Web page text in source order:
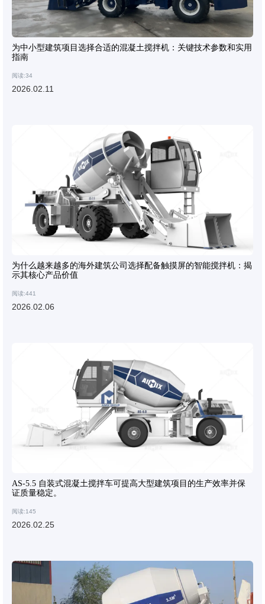
为中小型建筑项目选择合适的混凝土搅拌机：关键技术参数和实用
指南
阅读:34
2026.02.11
为什么越来越多的海外建筑公司选择配备触摸屏的智能搅拌机：揭
示其核心产品价值
阅读:441
2026.02.06
AS-5.5 自装式混凝土搅拌车可提高大型建筑项目的生产效率并保
证质量稳定。
阅读:145
2026.02.25